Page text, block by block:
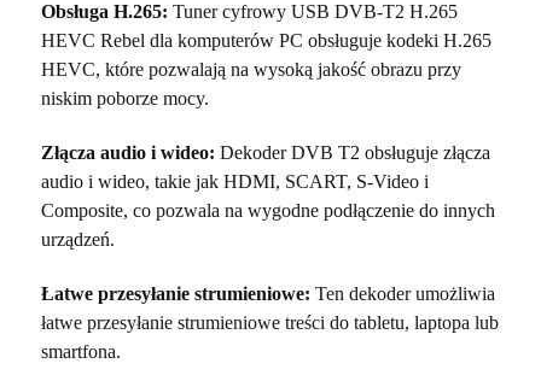
Obsługa H.265: Tuner cyfrowy USB DVB-T2 H.265
HEVC Rebel dla komputerów PC obsługuje kodeki H.265
HEVC, które pozwalają na wysoką jakość obrazu przy
niskim poborze mocy.
Złącza audio i wideo: Dekoder DVB T2 obsługuje złącza
audio i wideo, takie jak HDMI, SCART, S-Video i
Composite, co pozwala na wygodne podłączenie do innych
urządzeń.
Łatwe przesyłanie strumieniowe: Ten dekoder umożliwia
łatwe przesyłanie strumieniowe treści do tabletu, laptopa lub
smartfona.